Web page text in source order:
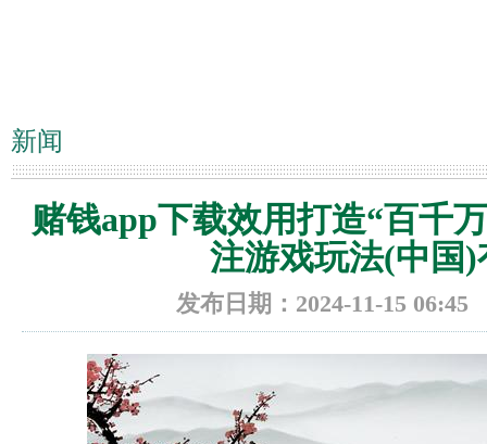
新闻
你的位置： 压赌注游戏玩法(中国)有限公司 > > 赌钱app下载效用
有限公司
赌钱app下载效用打造“百千
注游戏玩法(中国)
发布日期：2024-11-15